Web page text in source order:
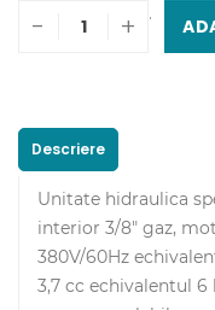
- + .
Descriere
Unitate hidraulica
interior 3/8" gaz,
380V/60Hz
3,7 cc echivalentul